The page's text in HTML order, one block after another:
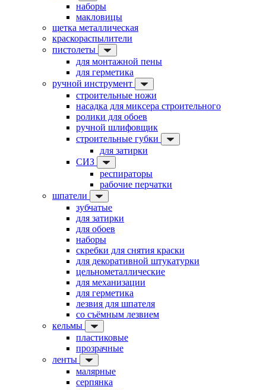
наборы
макловицы
щетка металлическая
краскораспылители
пистолеты
для монтажной пены
для герметика
ручной инструмент
строительные ножи
насадка для миксера строительного
ролики для обоев
ручной шлифовщик
строительные губки
для затирки
СИЗ
респираторы
рабочие перчатки
шпатели
зубчатые
для затирки
для обоев
наборы
скребки для снятия краски
для декоративной штукатурки
цельнометаллические
для механизации
для герметика
лезвия для шпателя
со съёмным лезвием
кельмы
пластиковые
прозрачные
ленты
малярные
серпянка